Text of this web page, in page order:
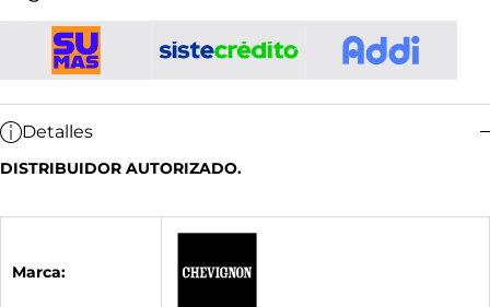
Detalles
DISTRIBUIDOR AUTORIZADO.
Marca: